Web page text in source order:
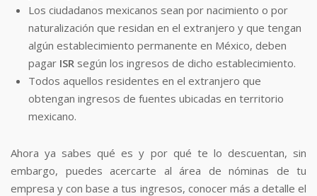
Los ciudadanos mexicanos sean por nacimiento o por
naturalización que residan en el extranjero y que tengan
algún establecimiento permanente en México, deben
pagar ISR según los ingresos de dicho establecimiento.
Todos aquellos residentes en el extranjero que
obtengan ingresos de fuentes ubicadas en territorio
mexicano.
Ahora ya sabes qué es y por qué te lo descuentan, sin
embargo, puedes acercarte al área de nóminas de tu
empresa y con base a tus ingresos, conocer más a detalle el